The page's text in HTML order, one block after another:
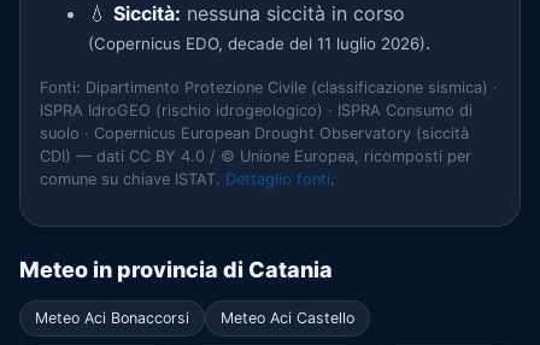
💧 Siccità: nessuna siccità in corso
(Copernicus EDO, decade del 11 luglio 2026).
Fonti: Dipartimento Protezione Civile (classificazione sismica) ·
ISPRA IdroGEO (rischio idrogeologico) · ISPRA Consumo di
suolo · Copernicus European Drought Observatory (siccità
CDI) — dati CC BY 4.0 / © Unione Europea, ricomposti per
comune su chiave ISTAT. Dettaglio fonti.
Meteo in provincia di Catania
Meteo Aci Bonaccorsi Meteo Aci Castello